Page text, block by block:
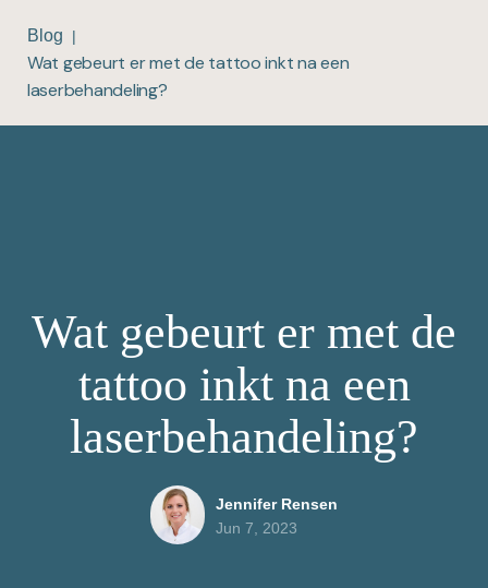
Blog |
Wat gebeurt er met de tattoo inkt na een
laserbehandeling?
Wat gebeurt er met de
tattoo inkt na een
laserbehandeling?
Jennifer Rensen
Jun 7, 2023